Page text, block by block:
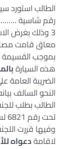
الطالب استورد
3 وذلك بغرض
معاق قامت
هذه السيارة
الضريبة العامة
النحو السالف
الطالب بطلب
وفيها قررت
لاقامةدعواه